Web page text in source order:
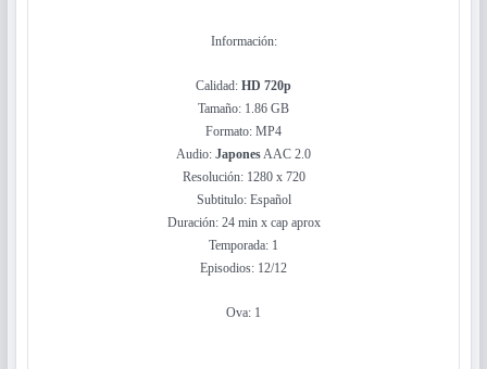
Información:
Calidad: HD 720p
Tamaño: 1.86 GB
Formato: MP4
Audio: JaponesAAC 2.0
Resolución: 1280 x 720
Subtitulo: Español
Duración: 24 min x cap aprox
Temporada: 1
Episodios: 12/12
Ova: 1